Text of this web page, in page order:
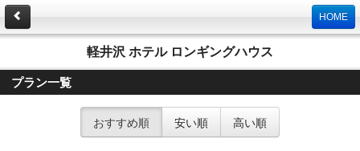
HOME
軽井沢 ホテル ロンギングハウス
プラン一覧
おすすめ順 安い順 高い順